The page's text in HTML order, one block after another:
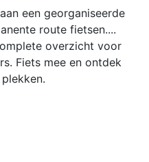
een georganiseerde
route fietsen....
overzicht voor
Fiets mee en ontdek